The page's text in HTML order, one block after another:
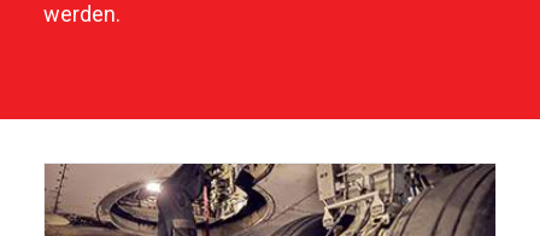
werden.